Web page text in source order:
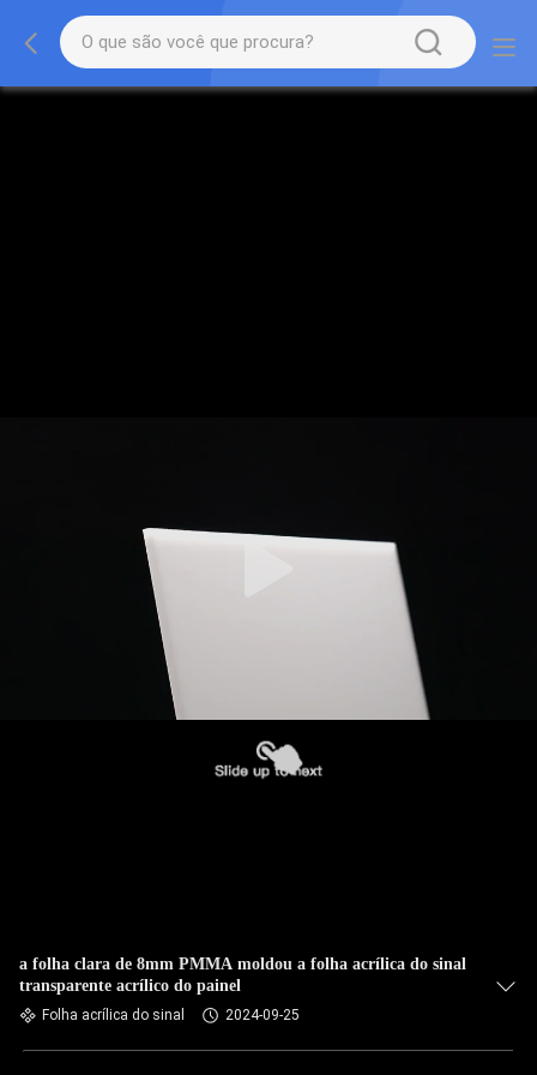
a folha clara de 8mm PMMA moldou a folha acrílica do sinal
transparente acrílico do painel
Folha acrílica do sinal 2024-09-25